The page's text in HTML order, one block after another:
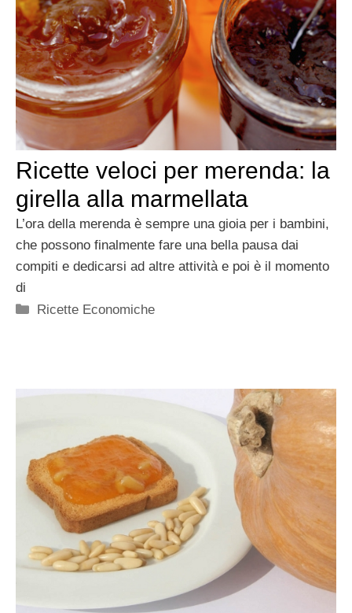
Ricette veloci per merenda: la
girella alla marmellata
L’ora della merenda è sempre una gioia per i bambini,
che possono finalmente fare una bella pausa dai
compiti e dedicarsi ad altre attività e poi è il momento
di
Categorie
Ricette Economiche